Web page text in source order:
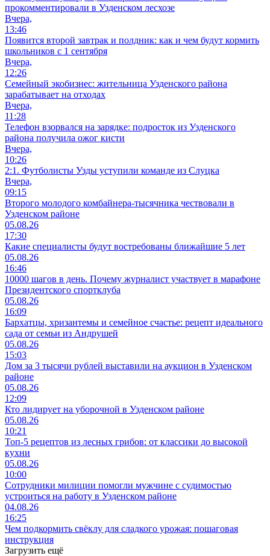
прокомментировали в Узденском лесхозе
Вчера,
13:46
Появится второй завтрак и полдник: как и чем будут кормить
школьников с 1 сентября
Вчера,
12:26
Семейный экобизнес: жительница Узденского района
зарабатывает на отходах
Вчера,
11:28
Телефон взорвался на зарядке: подросток из Узденского
района получила ожог кисти
Вчера,
10:26
2:1. Футболисты Узды уступили команде из Слуцка
Вчера,
09:15
Второго молодого комбайнера-тысячника чествовали в
Узденском районе
05.08.26
17:30
Какие специалисты будут востребованы ближайшие 5 лет
05.08.26
16:46
10000 шагов в день. Почему журналист участвует в марафоне
Президентского спортклуба
05.08.26
16:09
Бархатцы, хризантемы и семейное счастье: рецепт идеального
сада от семьи из Андрушей
05.08.26
15:03
Дом за 3 тысячи рублей выставили на аукцион в Узденском
районе
05.08.26
12:09
Кто лидирует на уборочной в Узденском районе
05.08.26
10:21
Топ-5 рецептов из лесных грибов: от классики до высокой
кухни
05.08.26
10:00
Сотрудники милиции помогли мужчине с судимостью
устроиться на работу в Узденском районе
04.08.26
16:25
Чем подкормить свёклу для сладкого урожая: пошаговая
инструкция
Загрузить ещё